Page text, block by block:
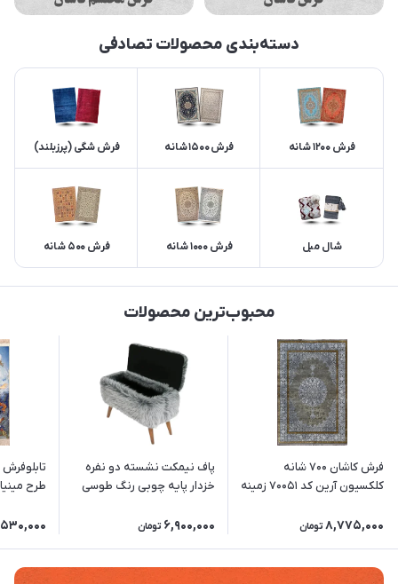
دسته‌بندی محصولات تصادفی
فرش 1200 شانه فرش 1500 شانه فرش شگی (پرزبلند)
شال مبل فرش 1000 شانه فرش 500 شانه
محبوب‌ترین محصولات
فرش کاشان 700 شانه
کلکسیون آرین کد 70051 زمینه
8,775,000 تومان
پاف نیمکت نشسته دو نفره
خزدار پایه چوبی رنگ طوسی
6,900,000 تومان